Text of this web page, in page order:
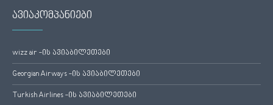
ავიაკომპანიები
wizz air -ის ავიაბილეთები
Georgian Airways -ის ავიაბილეთები
Turkish Airlines -ის ავიაბილეთები